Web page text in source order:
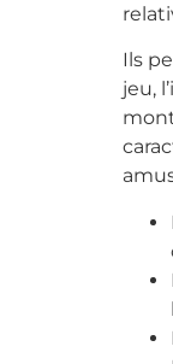
Ils
jeu,